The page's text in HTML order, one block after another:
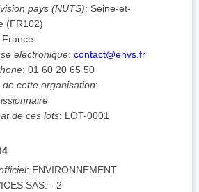
pays (NUTS): Seine-et-
(FR102)
France
électronique: contact@envs.fr
: 01 60 20 65 50
de cette organisation:
de ces lots: LOT-0001
: ENVIRONNEMENT
SAS. - 2